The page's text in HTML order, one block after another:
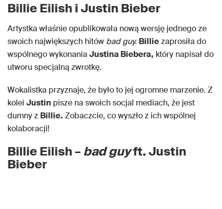
Billie Eilish i Justin Bieber
Artystka właśnie opublikowała nową wersję jednego ze
swoich największych hitów bad guy. Billiezaprosiła do
wspólnego wykonaniaJustina Biebera, który napisał do
utworu specjalną zwrotkę.
Wokalistka przyznaje, że było to jej ogromne marzenie. Z
kolei Justin pisze na swoich socjal mediach, że jest
dumny z Billie. Zobaczcie, co wyszło z ich wspólnej
kolaboracji!
Billie Eilish –bad guyft. Justin
Bieber